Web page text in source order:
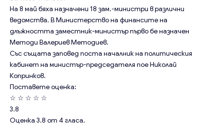
На 8 май бяха назначени 18 зам.-министри в различни
ведомства. В Министерство на финансите на
длъжността заместник-министър първо бе назначен
Методи Валериев Методиев.
Със същата заповед поста началник на политическия
кабинет на министър-председателя пое Николай
Копринков.
Поставете оценка:
☆ ☆ ☆ ☆ ☆
3.8
Оценка 3.8 от 4 гласа.